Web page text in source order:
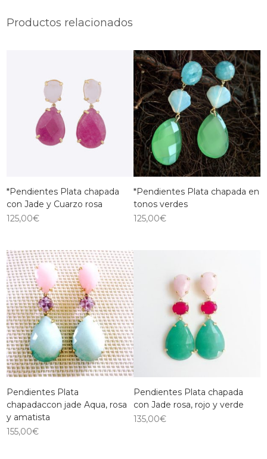
Productos relacionados
*Pendientes Plata chapada
con Jade y Cuarzo rosa
125,00€
*Pendientes Plata chapada en
tonos verdes
125,00€
Pendientes Plata
chapadaccon jade Aqua, rosa
y amatista
155,00€
Pendientes Plata chapada
con Jade rosa, rojo y verde
135,00€